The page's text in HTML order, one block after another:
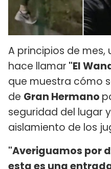
A principios de mes,
hace llamar "El
que muestra cómo
de Gran Hermano
seguridad del lugar
aislamiento de los
"Averiguamos por